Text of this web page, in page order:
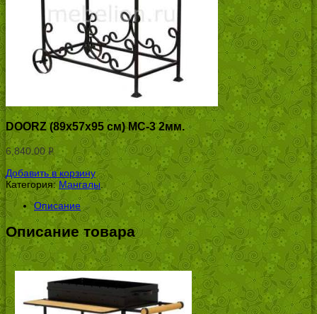
DOORZ (89x57x95 см) МС-3 2мм.
6,840.00 Р
УБ.
Добавить в корзину
Категория:Мангалы.
Описание
Описание товара